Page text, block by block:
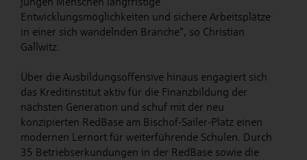
Entwicklungsmöglichkeiten und sichere Arbeitsplätze
in einer sich wandelnden Branche“, so Christian
Gallwitz.
Über die Ausbildungsoffensive hinaus engagiert sich
das Kreditinstitut aktiv für die Finanzbildung der
nächsten Generation und schuf mit der neu
konzipierten RedBase am Bischof-Sailer-Platz einen
modernen Lernort für weiterführende Schulen. Durch
35 Betriebserkundungen in der RedBase sowie die